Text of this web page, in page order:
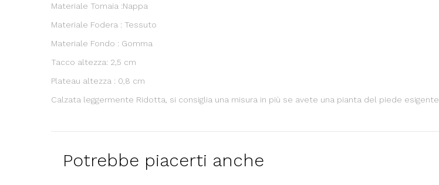
Materiale Tomaia :Nappa
Materiale Fodera : Tessuto
Materiale Fondo : Gomma
Tacco altezza: 2,5 cm
Plateau altezza : 0,8 cm
Calzata leggermente Ridotta, si consiglia una misura in più se avete una pianta del piede esigente
Potrebbe piacerti anche